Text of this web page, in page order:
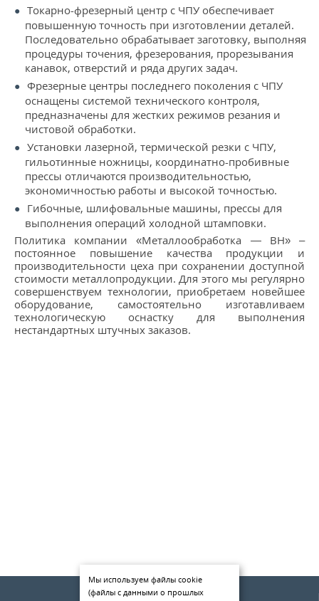
Токарно-фрезерный центр с ЧПУ обеспечивает
повышенную точность при изготовлении деталей.
Последовательно обрабатывает заготовку, выполняя
процедуры точения, фрезерования, прорезывания
канавок, отверстий и ряда других задач.
Фрезерные центры последнего поколения с ЧПУ
оснащены системой технического контроля,
предназначены для жестких режимов резания и
чистовой обработки.
Установки лазерной, термической резки с ЧПУ,
гильотинные ножницы, координатно-пробивные
прессы отличаются производительностью,
экономичностью работы и высокой точностью.
Гибочные, шлифовальные машины, прессы для
выполнения операций холодной штамповки.
Политика компании «Металлообработка — ВН» –
постоянное повышение качества продукции и
производительности цеха при сохранении доступной
стоимости металлопродукции. Для этого мы регулярно
совершенствуем технологии, приобретаем новейшее
оборудование, самостоятельно изготавливаем
технологическую оснастку для выполнения
нестандартных штучных заказов.
О компании
Мы используем файлы cookie
(файлы с данными о прошлых